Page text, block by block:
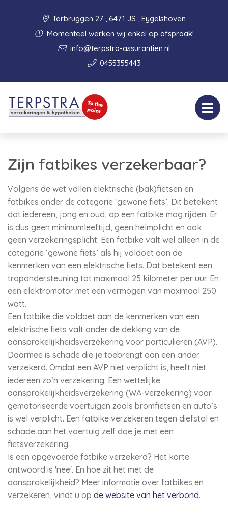
Terbruggen 27 , 6471 JS , Eygelshoven
Momenteel werken wij enkel op afspraak!
info@terpstra-assurantien.nl
0455355443
Zijn fatbikes verzekerbaar?
Volgens de wet vallen elektrische (bak)fietsen en
fatbikes onder de categorie ‘gewone fiets’. Dit betekent
dat iedereen, jong en oud, op een fatbike mag rijden. Er
is dus geen minimumleeftijd, geen helmplicht en ook
geen verzekeringsplicht. Een fatbike valt wel alleen in de
categorie ‘gewone fiets’ als hij voldoet aan de
kenmerken van een elektrische fiets. Dat betekent een
trapondersteuning tot maximaal 25 kilometer per uur. En
een elektromotor met een vermogen van maximaal 250
watt.
Een fatbike die voldoet aan de kenmerken van een
elektrische fiets valt onder de dekking van de
aansprakelijkheidsverzekering voor particulieren (AVP).
Daarmee is schade die je toebrengt aan een ander
verzekerd. Omdat een AVP niet verplicht is, heeft niet
iedereen zo’n verzekering. Een wettelijke
aansprakelijkheidsverzekering (WA-verzekering) voor
gemotoriseerde voertuigen zoals bromfietsen en auto’s
is wel verplicht. Een fatbike verzekeren tegen diefstal en
schade aan het voertuig zelf doe je met een
fietsverzekering.
Is een opgevoerde fatbike verzekerd? Het korte
antwoord is 'nee'. En hoe zit het met de
aansprakelijkheid? Meer informatie over fatbikes en
verzekeren, vindt u op de website van het verbond.